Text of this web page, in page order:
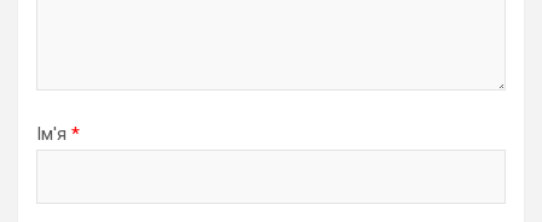
Ім'я *